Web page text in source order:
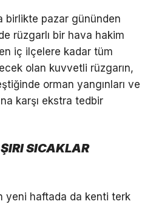
birlikte pazar gününden
rüzgarlı bir hava hakim
iç ilçelere kadar tüm
olan kuvvetli rüzgarın,
orman yangınları ve
karşı ekstra tedbir
SICAKLAR
yeni haftada da kenti terk